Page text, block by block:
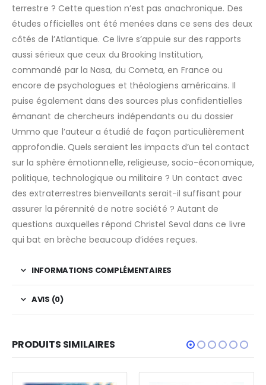
terrestre ? Cette question n’est pas anachronique. Des
études officielles ont été menées dans ce sens des deux
côtés de l’Atlantique. Ce livre s’appuie sur des rapports
aussi sérieux que ceux du Brooking Institution,
commandé par la Nasa, du Cometa, en France ou
encore de psychologues et théologiens américains. Il
puise également dans des sources plus confidentielles
émanant de chercheurs indépendants ou du dossier
Ummo que l’auteur a étudié de façon particulièrement
approfondie. Quels seraient les impacts d’un tel contact
sur la sphère émotionnelle, religieuse, socio-économique,
politique, technologique ou militaire ? Un contact avec
des extraterrestres bienveillants serait-il suffisant pour
assurer la pérennité de notre société ? Autant de
questions auxquelles répond Christel Seval dans ce livre
qui bat en brèche beaucoup d’idées reçues.
INFORMATIONS COMPLÉMENTAIRES
AVIS (0)
PRODUITS SIMILAIRES